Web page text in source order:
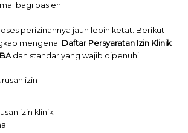
bagi pasien.
perizinannya jauh lebih ketat. Berikut
mengenai Daftar Persyaratan Izin Klinik
dan standar yang wajib dipenuhi.
izin klinik